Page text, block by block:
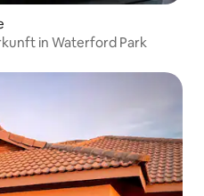
in Waterford Park